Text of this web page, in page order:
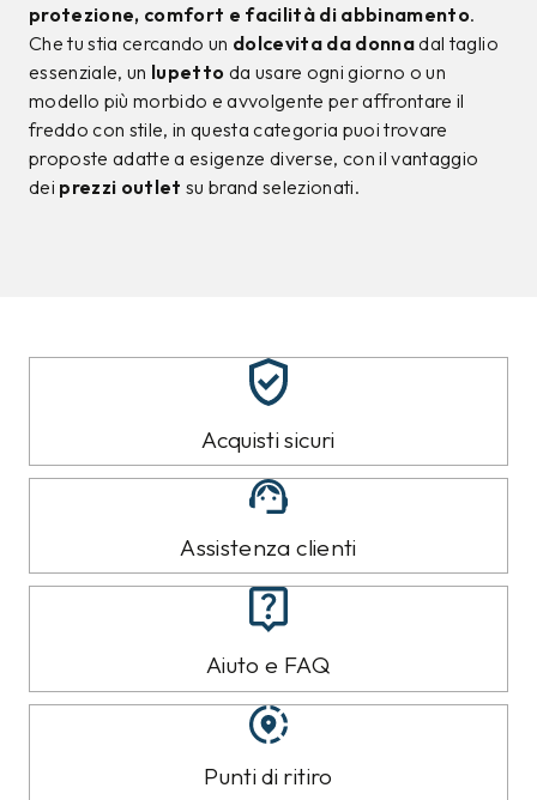
protezione, comfort e facilità di abbinamento.
Che tu stia cercando un dolcevita da donnadal taglio
essenziale, un lupetto da usare ogni giorno o un
modello più morbido e avvolgente per affrontare il
freddo con stile, in questa categoria puoi trovare
proposte adatte a esigenze diverse, con il vantaggio
dei prezzi outlet su brand selezionati.
Acquisti sicuri
Assistenza clienti
Aiuto e FAQ
Punti di ritiro